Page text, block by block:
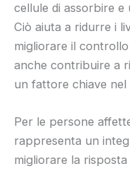
cellule di assorbire e
Ciò aiuta a ridurre i
migliorare il
anche contribuire a
un fattore chiave nel
Per le persone
rappresenta un
migliorare la